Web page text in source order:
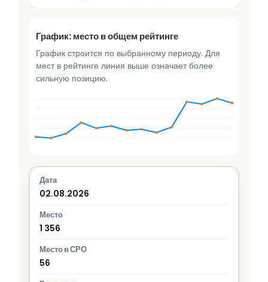
График: место в общем рейтинге
График строится по выбранному периоду. Для
мест в рейтинге линия выше означает более
сильную позицию.
02.08.2026
1 356
56